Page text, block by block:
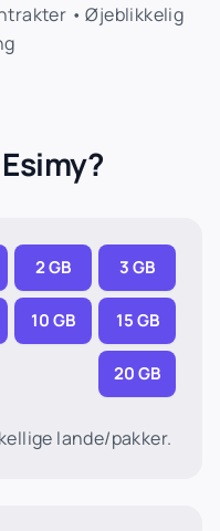
• Øjeblikkelig
2 GB 3 GB
10 GB 15 GB
20 GB
lande/pakker.